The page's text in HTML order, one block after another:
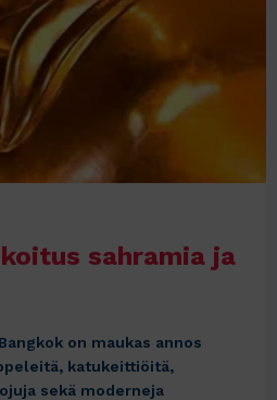
sahramia ja
on maukas annos
katukeittiöitä,
sekä moderneja